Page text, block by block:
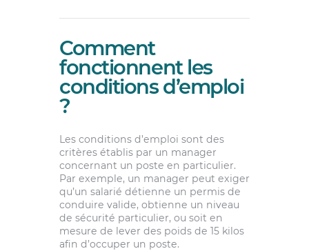
Comment
fonctionnent les
conditions d’emploi
?
Les conditions d’emploi sont des
critères établis par un manager
concernant un poste en particulier.
Par exemple, un manager peut exiger
qu’un salarié détienne un permis de
conduire valide, obtienne un niveau
de sécurité particulier, ou soit en
mesure de lever des poids de 15 kilos
afin d’occuper un poste.